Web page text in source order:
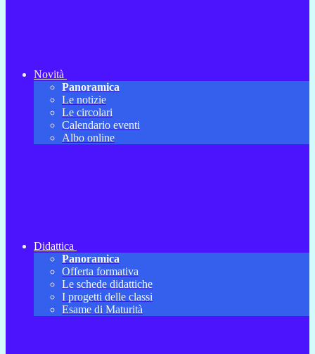
Novità
Panoramica
Le notizie
Le circolari
Calendario eventi
Albo online
Didattica
Panoramica
Offerta formativa
Le schede didattiche
I progetti delle classi
Esame di Maturità